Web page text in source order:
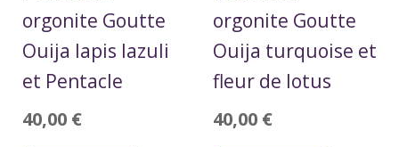
orgonite Goutte
Ouija lapis lazuli
et Pentacle
40,00 €
orgonite Goutte
Ouija turquoise et
fleur de lotus
40,00 €